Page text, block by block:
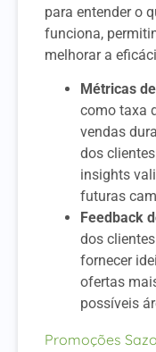
para entender o
funciona,
melhorar a
Métricas
como taxa
vendas
dos
insights
futuras
Feedback
dos
fornecer
ofertas
possíveis
Promoções